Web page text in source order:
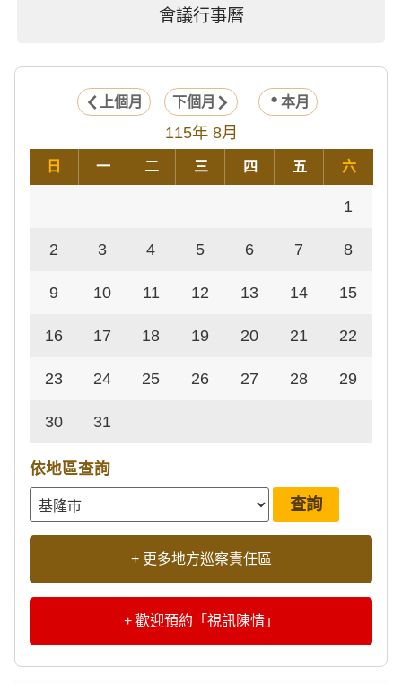
會議行事曆
上個月 下個月 本月
115年 8月
日 一 二 三 四 五 六
1
2 3 4 5 6 7 8
9 10 11 12 13 14 15
16 17 18 19 20 21 22
23 24 25 26 27 28 29
30 31
依地區查詢
+ 更多地方巡察責任區
+ 歡迎預約「視訊陳情」